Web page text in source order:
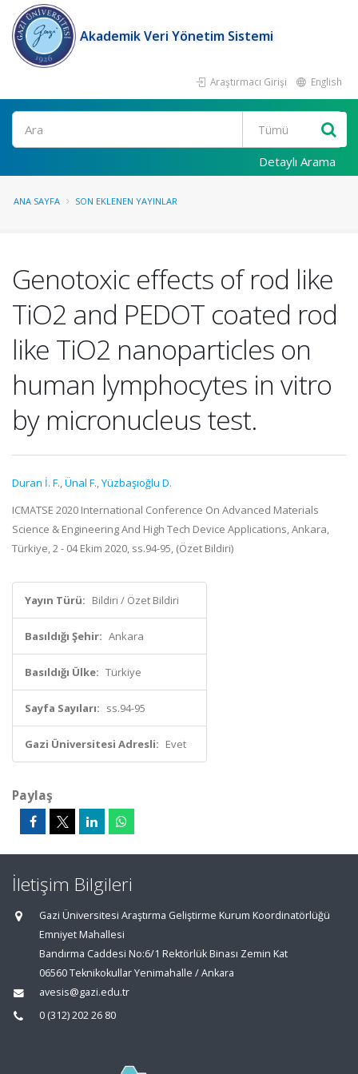
Akademik Veri Yönetim Sistemi
Araştırmacı Girişi English
Ara
Detaylı Arama
ANA SAYFA SON EKLENEN YAYINLAR
Genotoxic effects of rod like
TiO2 and PEDOT coated rod
like TiO2 nanoparticles on
human lymphocytes in vitro
by micronucleus test.
Duran İ. F.,Ünal F.,Yüzbaşıoğlu D.
ICMATSE 2020 International Conference On Advanced Materials
Science & Engineering And High Tech Device Applications, Ankara,
Türkiye, 2 - 04 Ekim 2020, ss.94-95, (Özet Bildiri)
Yayın Türü: Bildiri / Özet Bildiri
Basıldığı Şehir: Ankara
Basıldığı Ülke: Türkiye
Sayfa Sayıları: ss.94-95
Gazi Üniversitesi Adresli: Evet
Paylaş
İletişim Bilgileri
Gazi Üniversitesi Araştırma Geliştirme Kurum Koordinatörlüğü
Emniyet Mahallesi
Bandırma Caddesi No:6/1 Rektörlük Binası Zemin Kat
06560 Teknikokullar Yenimahalle / Ankara
avesis@gazi.edu.tr
0 (312) 202 26 80